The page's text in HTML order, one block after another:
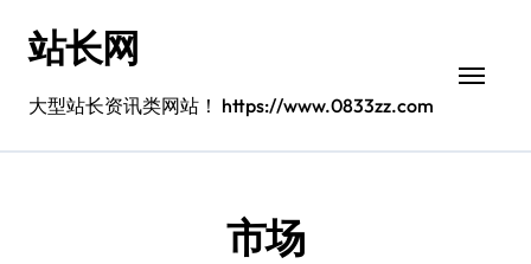
站长网
大型站长资讯类网站！ https://www.0833zz.com
市场